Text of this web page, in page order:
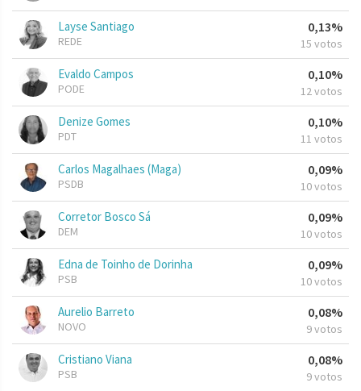
Layse Santiago
REDE
0,13%
15 votos
Evaldo Campos
PODE
0,10%
12 votos
Denize Gomes
PDT
0,10%
11 votos
Carlos Magalhaes (Maga)
PSDB
0,09%
10 votos
Corretor Bosco Sá
DEM
0,09%
10 votos
Edna de Toinho de Dorinha
PSB
0,09%
10 votos
Aurelio Barreto
NOVO
0,08%
9 votos
Cristiano Viana
PSB
0,08%
9 votos